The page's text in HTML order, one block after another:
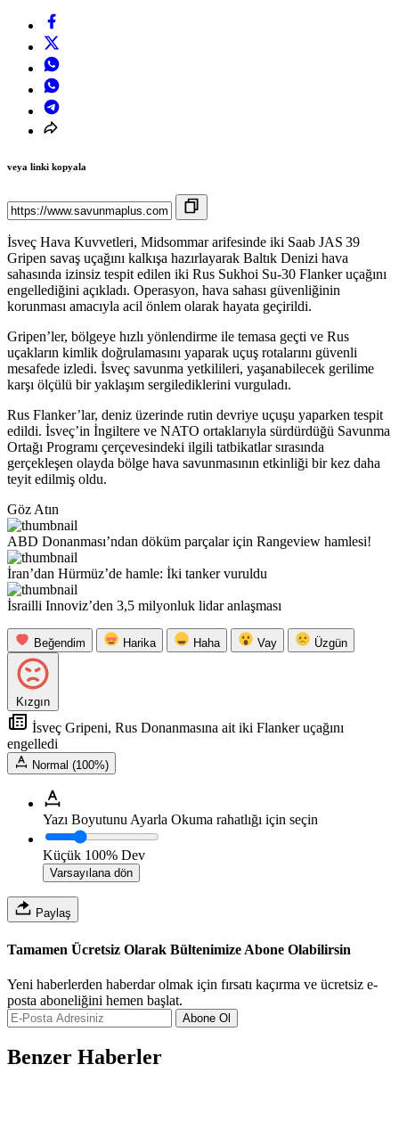
veya linki kopyala
İsveç Hava Kuvvetleri, Midsommar arifesinde iki Saab JAS 39
Gripen savaş uçağını kalkışa hazırlayarak Baltık Denizi hava
sahasında izinsiz tespit edilen iki Rus Sukhoi Su‑30 Flanker uçağını
engellediğini açıkladı. Operasyon, hava sahası güvenliğinin
korunması amacıyla acil önlem olarak hayata geçirildi.
Gripen’ler, bölgeye hızlı yönlendirme ile temasa geçti ve Rus
uçakların kimlik doğrulamasını yaparak uçuş rotalarını güvenli
mesafede izledi. İsveç savunma yetkilileri, yaşanabilecek gerilime
karşı ölçülü bir yaklaşım sergilediklerini vurguladı.
Rus Flanker’lar, deniz üzerinde rutin devriye uçuşu yaparken tespit
edildi. İsveç’in İngiltere ve NATO ortaklarıyla sürdürdüğü Savunma
Ortağı Programı çerçevesindeki ilgili tatbikatlar sırasında
gerçekleşen olayda bölge hava savunmasının etkinliği bir kez daha
teyit edilmiş oldu.
Göz Atın
ABD Donanması’ndan döküm parçalar için Rangeview hamlesi!
İran’dan Hürmüz’de hamle: İki tanker vuruldu
İsrailli Innoviz’den 3,5 milyonluk lidar anlaşması
Beğendim Harika Haha Vay Üzgün
Kızgın
İsveç Gripeni, Rus Donanmasına ait iki Flanker uçağını
engelledi
Normal (100%)
Yazı Boyutunu Ayarla Okuma rahatlığı için seçin
Küçük 100% Dev
Varsayılana dön
Paylaş
Tamamen Ücretsiz Olarak Bültenimize Abone Olabilirsin
Yeni haberlerden haberdar olmak için fırsatı kaçırma ve ücretsiz e-
posta aboneliğini hemen başlat.
Abone Ol
Benzer Haberler